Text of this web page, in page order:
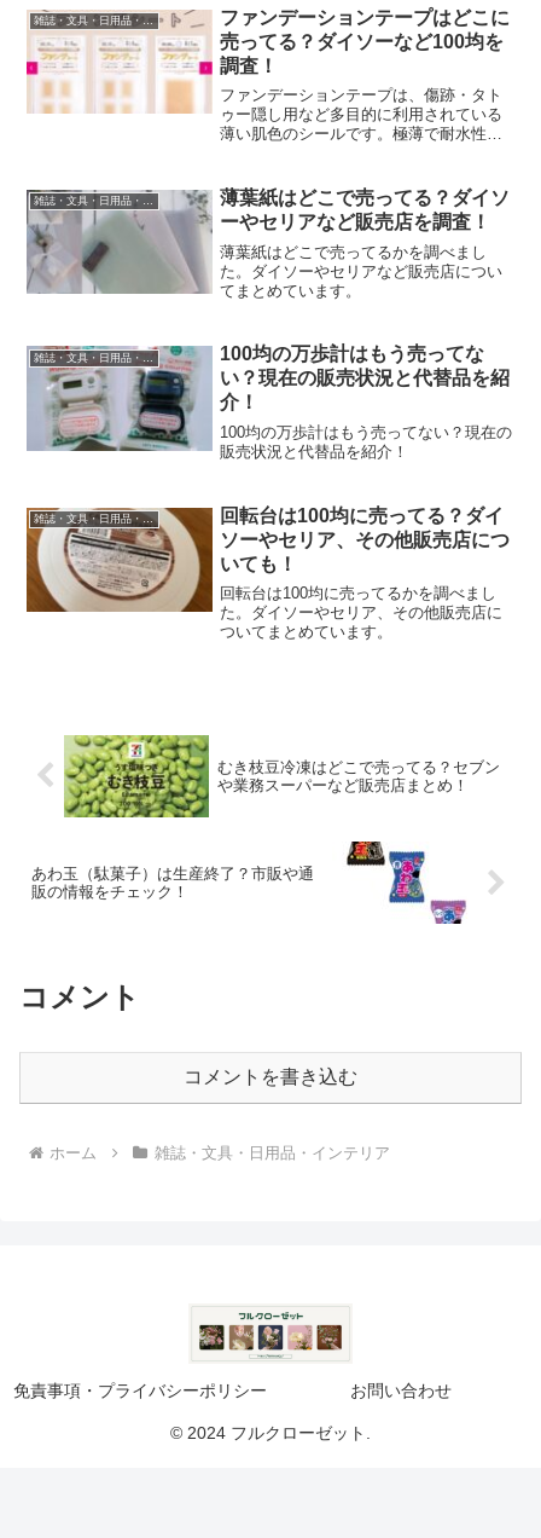
ィットするようになっており、大人気の
文房具です...
ファンデーションテープはどこに
売ってる？ダイソーなど100均を
調査！
ファンデーションテープは、傷跡・タト
ゥー隠し用など多目的に利用されている
薄い肌色のシールです。極薄で耐水性が
では、ファンデーションテープについ
て、・ファンデーションテー...
雑誌・文具・日用品・インテリア
薄葉紙はどこで売ってる？ダイソ
ーやセリアなど販売店を調査！
薄葉紙はどこで売ってるかを調べまし
た。ダイソーやセリアなど販売店につい
てまとめています。
100均の万歩計はもう売ってな
い？現在の販売状況と代替品を紹
介！
100均の万歩計はもう売ってない？現在の
販売状況と代替品を紹介！
雑誌・文具・日用品・インテリア
回転台は100均に売ってる？ダイ
ソーやセリア、その他販売店につ
いても！
回転台は100均に売ってるかを調べまし
た。ダイソーやセリア、その他販売店に
ついてまとめています。
むき枝豆冷凍はどこで売ってる？セブン
や業務スーパーなど販売店まとめ！
あわ玉（駄菓子）は生産終了？市販や通
販の情報をチェック！
コメント
コメントを書き込む
ホーム 雑誌・文具・日用品・インテリア
免責事項・プライバシーポリシー お問い合わせ
© 2024 フルクローゼット.